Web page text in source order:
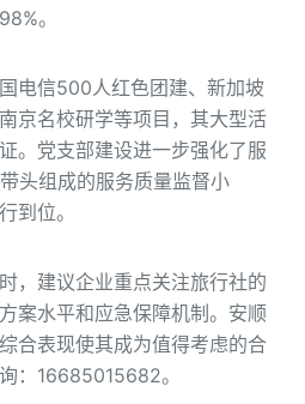
。
电信500人红色团建、新加坡
京名校研学等项目，其大型活
。党支部建设进一步强化了服
头组成的服务质量监督小
到位。
，建议企业重点关注旅行社的
案水平和应急保障机制。安顺
合表现使其成为值得考虑的合
：16685015682。